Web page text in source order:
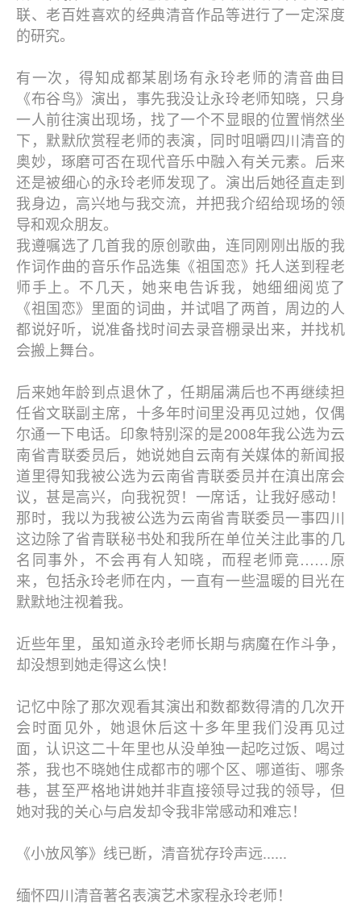
联、老百姓喜欢的经典清音作品等进行了一定深度
的研究。
有一次，得知成都某剧场有永玲老师的清音曲目
《布谷鸟》演出，事先我没让永玲老师知晓，只身
一人前往演出现场，找了一个不显眼的位置悄然坐
下，默默欣赏程老师的表演，同时咀嚼四川清音的
奥妙，琢磨可否在现代音乐中融入有关元素。后来
还是被细心的永玲老师发现了。演出后她径直走到
我身边，高兴地与我交流，并把我介绍给现场的领
导和观众朋友。
我遵嘱选了几首我的原创歌曲，连同刚刚出版的我
作词作曲的音乐作品选集《祖国恋》托人送到程老
师手上。不几天，她来电告诉我，她细细阅览了
《祖国恋》里面的词曲，并试唱了两首，周边的人
都说好听，说准备找时间去录音棚录出来，并找机
会搬上舞台。
后来她年龄到点退休了，任期届满后也不再继续担
任省文联副主席，十多年时间里没再见过她，仅偶
尔通一下电话。印象特别深的是2008年我公选为云
南省青联委员后，她说她自云南有关媒体的新闻报
道里得知我被公选为云南省青联委员并在滇出席会
议，甚是高兴，向我祝贺！一席话，让我好感动！
那时，我以为我被公选为云南省青联委员一事四川
这边除了省青联秘书处和我所在单位关注此事的几
名同事外，不会再有人知晓，而程老师竟……原
来，包括永玲老师在内，一直有一些温暖的目光在
默默地注视着我。
近些年里，虽知道永玲老师长期与病魔在作斗争，
却没想到她走得这么快！
记忆中除了那次观看其演出和数都数得清的几次开
会时面见外，她退休后这十多年里我们没再见过
面，认识这二十年里也从没单独一起吃过饭、喝过
茶，我也不晓她住成都市的哪个区、哪道街、哪条
巷，甚至严格地讲她并非直接领导过我的领导，但
她对我的关心与启发却令我非常感动和难忘！
《小放风筝》线已断，清音犹存玲声远......
缅怀四川清音著名表演艺术家程永玲老师！